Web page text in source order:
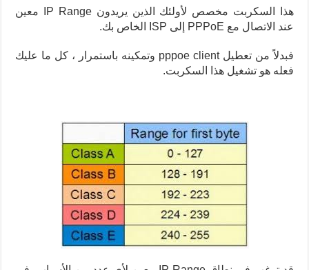
هذا السكربت مخصص لأولئك الذين يريدون IP Range معين
عند الاتصال مع PPPoE إلى ISP الخاص بك.
فبدلاً من تعطيل pppoe client وتمكينه باستمرار ، كل ما عليك
فعله هو تشغيل هذا السكربت.